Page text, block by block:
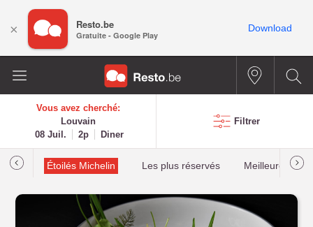
Vous avez cherché:
Louvain
08 Juil.
2p Diner
Filtrer
Étoilés Michelin Les plus réservés Meilleures
× Resto.be
Gratuite - Google Play
Download